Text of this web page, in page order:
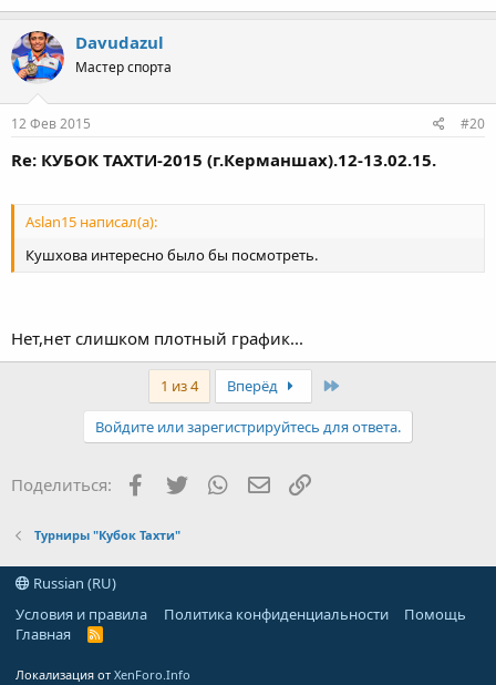
Davudazul
Мастер спорта
12 Фев 2015 #20
Re: КУБОК ТАХТИ-2015 (г.Керманшах).12-13.02.15.
Aslan15 написал(а):
Кушхова интересно было бы посмотреть.
Нет,нет слишком плотный график...
1 из 4 Вперёд
Войдите или зарегистрируйтесь для ответа.
Поделиться: Facebook
Twitter WhatsAppЭлектронная почта
Турниры "Кубок Тахти"
Russian (RU)
Условия и правила
Политика конфиденциальности
Помощь
Главная
R
Локализация от XenForo.Info